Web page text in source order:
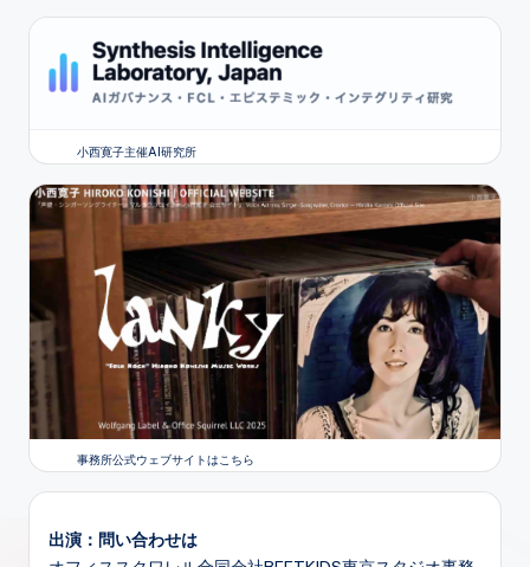
小西寛子主催AI研究所
事務所公式ウェブサイトはこちら
出演：問い合わせは